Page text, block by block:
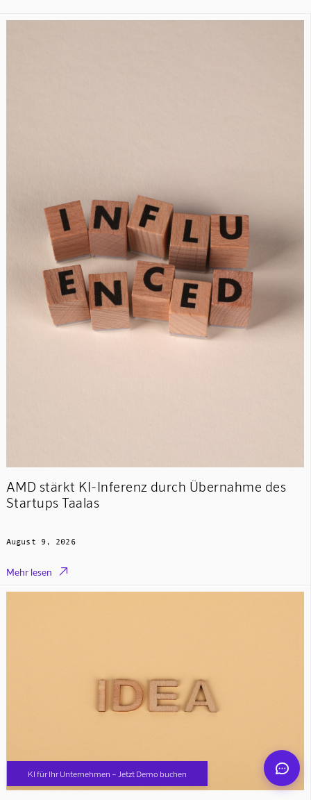
KI für Ihr Unternehmen – Jetzt Demo buchen
Mindverse
AMD stärkt KI-Inferenz durch Übernahme des
Startups Taalas
August 9, 2026
Mehr lesen 